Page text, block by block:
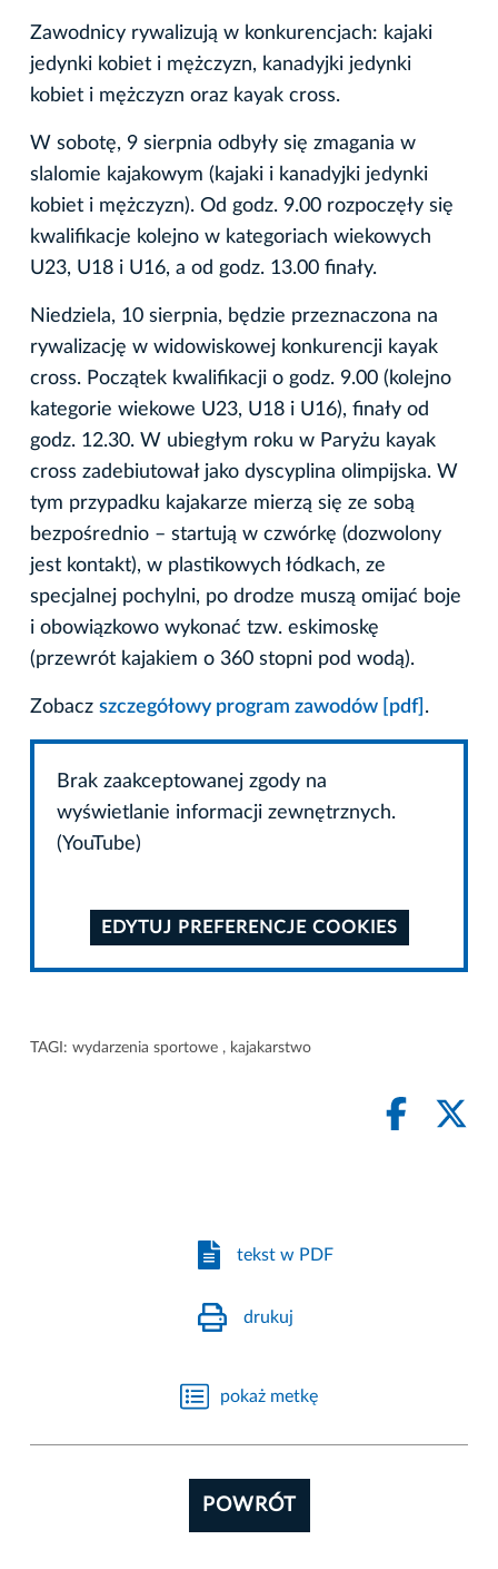
Zawodnicy rywalizują w konkurencjach: kajaki
jedynki kobiet i mężczyzn, kanadyjki jedynki
kobiet i mężczyzn oraz kayak cross.
W sobotę, 9 sierpnia odbyły się zmagania w
slalomie kajakowym (kajaki i kanadyjki jedynki
kobiet i mężczyzn). Od godz. 9.00 rozpoczęły się
kwalifikacje kolejno w kategoriach wiekowych
U23, U18 i U16, a od godz. 13.00 finały.
Niedziela, 10 sierpnia, będzie przeznaczona na
rywalizację w widowiskowej konkurencji kayak
cross. Początek kwalifikacji o godz. 9.00 (kolejno
kategorie wiekowe U23, U18 i U16), finały od
godz. 12.30. W ubiegłym roku w Paryżu kayak
cross zadebiutował jako dyscyplina olimpijska. W
tym przypadku kajakarze mierzą się ze sobą
bezpośrednio – startują w czwórkę (dozwolony
jest kontakt), w plastikowych łódkach, ze
specjalnej pochylni, po drodze muszą omijać boje
i obowiązkowo wykonać tzw. eskimoskę
(przewrót kajakiem o 360 stopni pod wodą).
Zobacz szczegółowy program zawodów [pdf] .
Brak zaakceptowanej zgody na
wyświetlanie informacji zewnętrznych.
(YouTube)
EDYTUJ PREFERENCJE COOKIES
TAGI: wydarzenia sportowe , kajakarstwo
tekst w PDF
drukuj
pokaż metkę
POWRÓT